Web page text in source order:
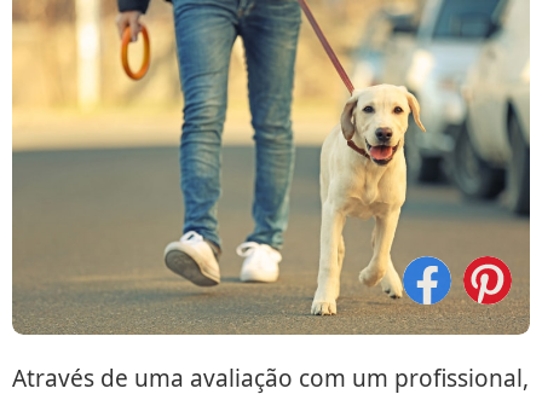
Através de uma avaliação com um profissional,